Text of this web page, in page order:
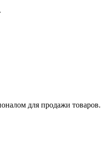
для продажи товаров.